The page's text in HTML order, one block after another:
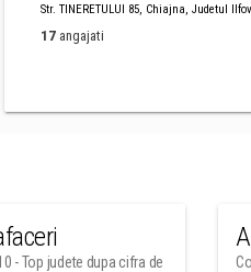
Str. TINERETULUI 85, Chiajna, Judetul Ilfov
17 angajati
- Top judete dupa cifra de